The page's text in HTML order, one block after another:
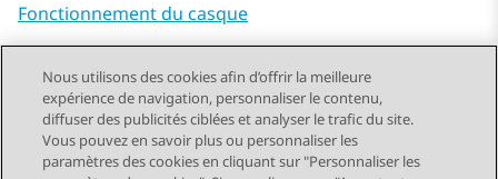
Fonctionnement du casque
Send Feedback
Nous utilisons des cookies afin d’offrir la meilleure
expérience de navigation, personnaliser le contenu,
diffuser des publicités ciblées et analyser le trafic du site.
Vous pouvez en savoir plus ou personnaliser les
paramètres des cookies en cliquant sur "Personnaliser les